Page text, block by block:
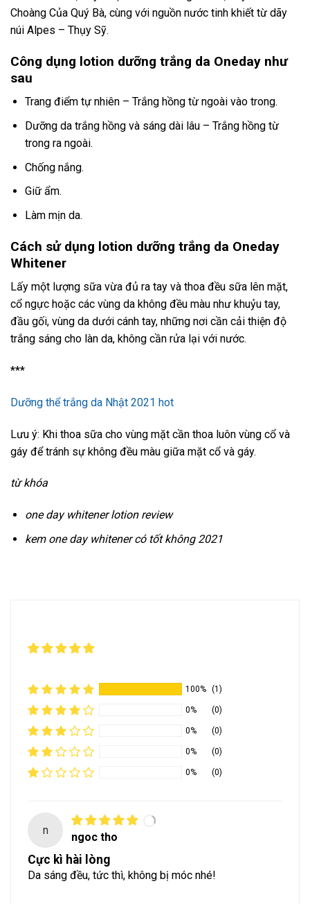
Choàng Của Quý Bà, cùng với nguồn nước tinh khiết từ dãy
núi Alpes – Thụy Sỹ.
Công dụng lotion dưỡng trắng da Oneday như
sau
Trang điểm tự nhiên – Trắng hồng từ ngoài vào trong.
Dưỡng da trắng hồng và sáng dài lâu – Trắng hồng từ
trong ra ngoài.
Chống nắng.
Giữ ẩm.
Làm mịn da.
Cách sử dụng lotion dưỡng trắng da Oneday
Whitener
Lấy một lượng sữa vừa đủ ra tay và thoa đều sữa lên mặt,
cổ ngực hoặc các vùng da không đều màu như khuỷu tay,
đầu gối, vùng da dưới cánh tay, những nơi cần cải thiện độ
trắng sáng cho làn da, không cần rửa lại với nước.
***
Dưỡng thể trắng da Nhật 2021 hot
Lưu ý: Khi thoa sữa cho vùng mặt cần thoa luôn vùng cổ và
gáy để tránh sự không đều màu giữa mặt cổ và gáy.
từ khóa
one day whitener lotion review
kem one day whitener có tốt không 2021
100% (1)
0% (0)
0% (0)
0% (0)
0% (0)
n
ngoc tho
Cực kì hài lòng
Da sáng đều, tức thì, không bị móc nhé!